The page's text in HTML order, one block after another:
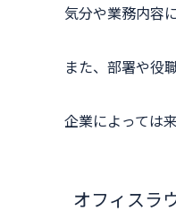
気分や業務内容
また、部署や役
企業によっては
オフィスラ